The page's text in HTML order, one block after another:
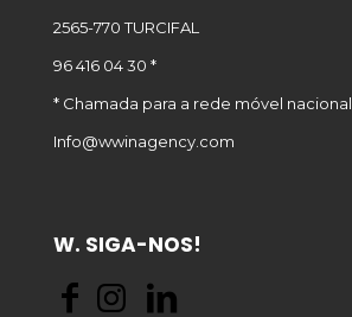
2565-770 TURCIFAL
96 416 04 30 *
* Chamada para a rede móvel nacional
Info@wwinagency.com
W. SIGA-NOS!